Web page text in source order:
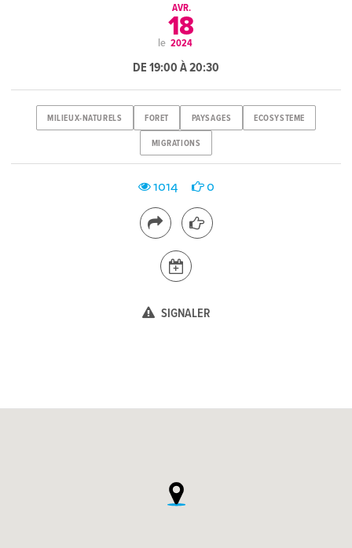
le
AVR.
18
2024
DE 19:00 À 20:30
MILIEUX-NATURELS FORET PAYSAGES ECOSYSTEME
MIGRATIONS
1014 0
SIGNALER